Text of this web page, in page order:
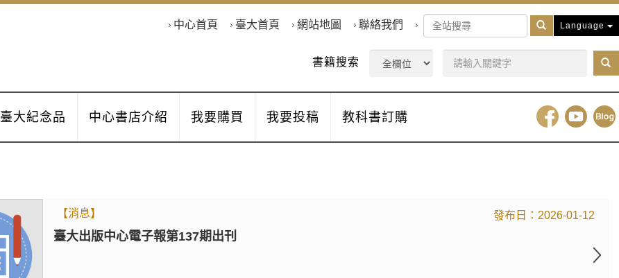
書籍搜索
中心首頁 臺大首頁 網站地圖 聯絡我們
臺大紀念品 中心書店介紹 我要購買 我要投稿 教科書訂購
Language
【消息】 2026-01-12
臺大出版中心電子報第137期出刊